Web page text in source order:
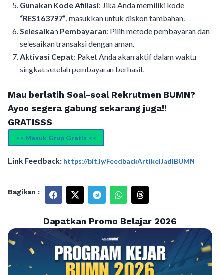
Gunakan Kode Afiliasi: Jika Anda memiliki kode
“RES163797”, masukkan untuk diskon tambahan.
Selesaikan Pembayaran: Pilih metode pembayaran dan
selesaikan transaksi dengan aman.
Aktivasi Cepat: Paket Anda akan aktif dalam waktu
singkat setelah pembayaran berhasil.
Mau berlatih Soal-soal Rekrutmen BUMN?
Ayoo segera gabung sekarang juga!!
GRATISSS
>> Masuk Grup Gratis <<
Link Feedback: https://bit.ly/FeedbackArtikelJadiBUMN
Bagikan :
Dapatkan Promo Belajar 2026